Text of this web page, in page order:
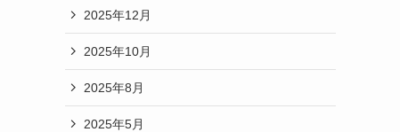
2025年12月
2025年10月
2025年8月
2025年5月